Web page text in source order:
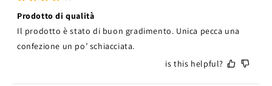
Prodotto di qualità
Il prodotto è stato di buon gradimento. Unica pecca una
confezione un po’ schiacciata.
is this helpful?